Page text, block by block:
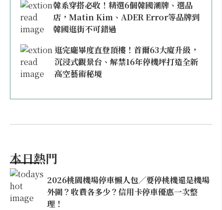
韓系穿搭必收！精選6個韓國潮牌、選品
店，Matin Kim、ADER Error等品牌到
韓國逛街不可錯過
逛完龐畢度直登頂樓！首爾63大廈升級，
沉浸式觀景台、解禁16年停機坪打造全新
高空藝術秘境
本日熱門
2026桃園機場停車懶人包／要停桃機還是機場
外圍？收費各多少？信用卡停車優惠一次整
理！